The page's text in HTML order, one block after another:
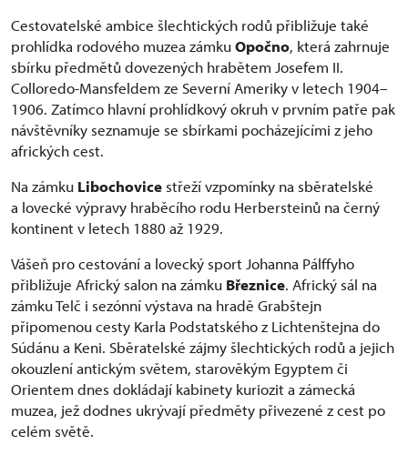
Cestovatelské ambice šlechtických rodů přibližuje také
prohlídka rodového muzea zámkuOpočno, která zahrnuje
sbírku předmětů dovezených hrabětem Josefem II.
Colloredo-Mansfeldem ze Severní Ameriky v letech 1904–
1906. Zatímco hlavní prohlídkový okruh v prvním patře pak
návštěvníky seznamuje se sbírkami pocházejícími z jeho
afrických cest.
Na zámku Libochovice střeží vzpomínky na sběratelské
a lovecké výpravy hraběcího rodu Herbersteinů na černý
kontinent v letech 1880 až 1929.
Vášeň pro cestování a lovecký sport Johanna Pálffyho
přibližuje Africký salon na zámku Březnice. Africký sál na
zámku Telč i sezónní výstava na hradě Grabštejn
připomenou cesty Karla Podstatského z Lichtenštejna do
Súdánu a Keni. Sběratelské zájmy šlechtických rodů a jejich
okouzlení antickým světem, starověkým Egyptem či
Orientem dnes dokládají kabinety kuriozit a zámecká
muzea, jež dodnes ukrývají předměty přivezené z cest po
celém světě.